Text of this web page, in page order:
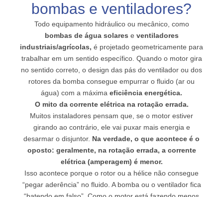
bombas e ventiladores?
Todo equipamento hidráulico ou mecânico, como
bombas de água solares e ventiladores
industriais/agrícolas, é projetado geometricamente para
trabalhar em um sentido específico. Quando o motor gira
no sentido correto, o design das pás do ventilador ou dos
rotores da bomba consegue empurrar o fluido (ar ou
água) com a máxima eficiência energética.
O mito da corrente elétrica na rotação errada.
Muitos instaladores pensam que, se o motor estiver
girando ao contrário, ele vai puxar mais energia e
desarmar o disjuntor. Na verdade, o que acontece é o
oposto: geralmente, na rotação errada, a corrente
elétrica (amperagem) é menor.
Isso acontece porque o rotor ou a hélice não consegue
“pegar aderência” no fluido. A bomba ou o ventilador fica